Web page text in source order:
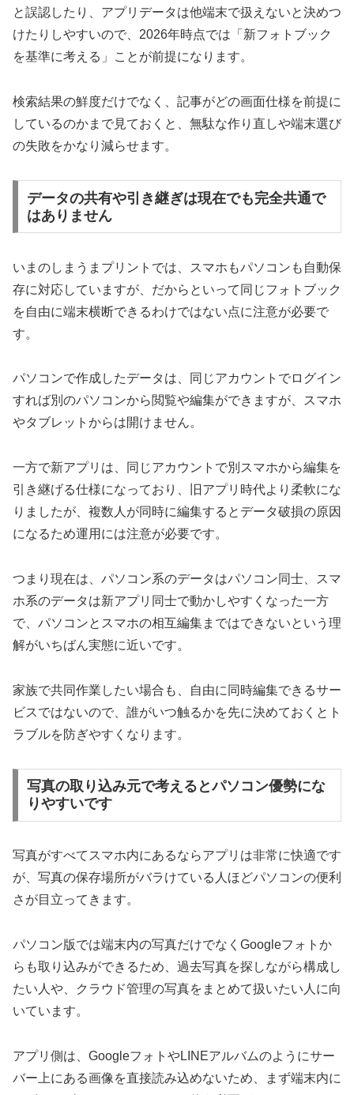
と誤認したり、アプリデータは他端末で扱えないと決めつ
けたりしやすいので、2026年時点では「新フォトブック
を基準に考える」ことが前提になります。
検索結果の鮮度だけでなく、記事がどの画面仕様を前提に
しているのかまで見ておくと、無駄な作り直しや端末選び
の失敗をかなり減らせます。
データの共有や引き継ぎは現在でも完全共通で
はありません
いまのしまうまプリントでは、スマホもパソコンも自動保
存に対応していますが、だからといって同じフォトブック
を自由に端末横断できるわけではない点に注意が必要で
す。
パソコンで作成したデータは、同じアカウントでログイン
すれば別のパソコンから閲覧や編集ができますが、スマホ
やタブレットからは開けません。
一方で新アプリは、同じアカウントで別スマホから編集を
引き継げる仕様になっており、旧アプリ時代より柔軟にな
りましたが、複数人が同時に編集するとデータ破損の原因
になるため運用には注意が必要です。
つまり現在は、パソコン系のデータはパソコン同士、スマ
ホ系のデータは新アプリ同士で動かしやすくなった一方
で、パソコンとスマホの相互編集まではできないという理
解がいちばん実態に近いです。
家族で共同作業したい場合も、自由に同時編集できるサー
ビスではないので、誰がいつ触るかを先に決めておくとト
ラブルを防ぎやすくなります。
写真の取り込み元で考えるとパソコン優勢にな
りやすいです
写真がすべてスマホ内にあるならアプリは非常に快適です
が、写真の保存場所がバラけている人ほどパソコンの便利
さが目立ってきます。
パソコン版では端末内の写真だけでなくGoogleフォトか
らも取り込みができるため、過去写真を探しながら構成し
たい人や、クラウド管理の写真をまとめて扱いたい人に向
いています。
アプリ側は、GoogleフォトやLINEアルバムのようにサー
バー上にある画像を直接読み込めないため、まず端末内に